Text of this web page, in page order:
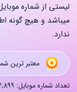
لیستی از شماره
میباشد و هیچ گونه
ندارد.
معتبر ترین
تعداد شماره موبایل: 154,899